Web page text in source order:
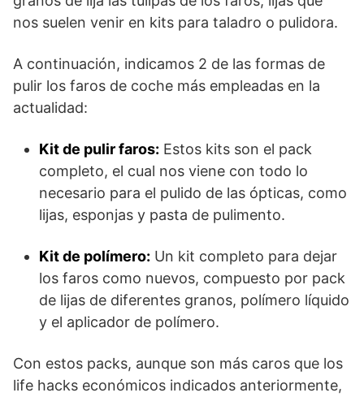
nos suelen venir en kits para taladro o pulidora.
A continuación, indicamos 2 de las formas de
pulir los faros de coche más empleadas en la
actualidad:
Kit de pulir faros: Estos kits son el pack
completo, el cual nos viene con todo lo
necesario para el pulido de las ópticas, como
lijas, esponjas y pasta de pulimento.
Kit de polímero: Un kit completo para dejar
los faros como nuevos, compuesto por pack
de lijas de diferentes granos, polímero líquido
y el aplicador de polímero.
Con estos packs, aunque son más caros que los
life hacks económicos indicados anteriormente,